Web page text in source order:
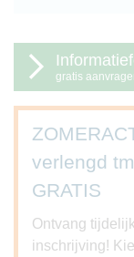
gratis
verlengd
GRATIS
Ontvang
inschrijving!